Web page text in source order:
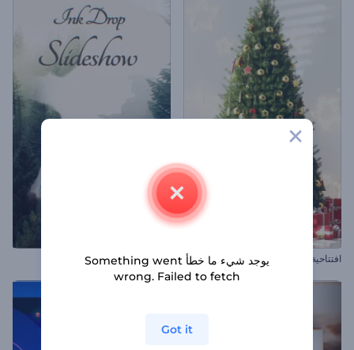
افتتاحية شجرة الكريسماس المزينة عرض شرائح قطرة الحبر
يوجد شيء ما خطأ Something went
wrong. Failed to fetch
Got it